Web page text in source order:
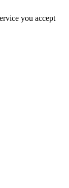
you accept